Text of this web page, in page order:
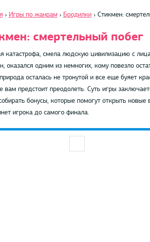
› Игры по жанрам › Бродилки › Стикмен:
смертельный побег
катастрофа, смела людскую цивилизацию с
оказался одним из немногих, кому повезло
осталась не тронутой и все еще буяет
вам предстоит преодолеть. Суть игры
бонусы, которые помогут открыть
игрока до самого финала.